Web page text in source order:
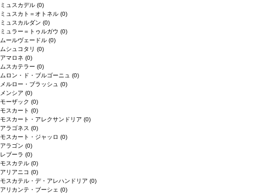
ミュスカデル (0)
ミュスカト＝オトネル (0)
ミュスカルダン (0)
ミュラー＝トゥルガウ (0)
ムールヴェードル (0)
ムシュコタリ (0)
アマロネ (0)
ムスカテラー (0)
ムロン・ド・ブルゴーニュ (0)
メルロー・ブラッシュ (0)
メンシア (0)
モーザック (0)
モスカート (0)
モスカート・アレクサンドリア (0)
アラゴネス (0)
モスカート・ジャッロ (0)
アラゴン (0)
レブーラ (0)
モスカテル (0)
アリアニコ (0)
モスカテル・デ・アレハンドリア (0)
アリカンテ・ブーシェ (0)